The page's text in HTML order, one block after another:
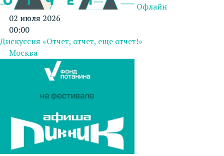
Офлайн
02 июля 2026
00:00
Дискуссия «Отчет, отчет, еще отчет!»
Москва